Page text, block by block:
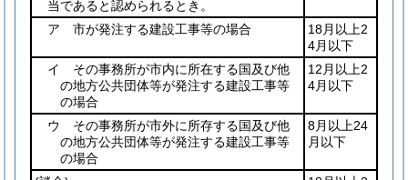
当であると認められるとき。
ア 市が発注する建設工事等の場合
18月以上2
4月以下
イ その事務所が市内に所在する国及び他
の地方公共団体等が発注する建設工事等
の場合
12月以上2
4月以下
ウ その事務所が市外に所存する国及び他
の地方公共団体等が発注する建設工事等
の場合
8月以上24
月以下